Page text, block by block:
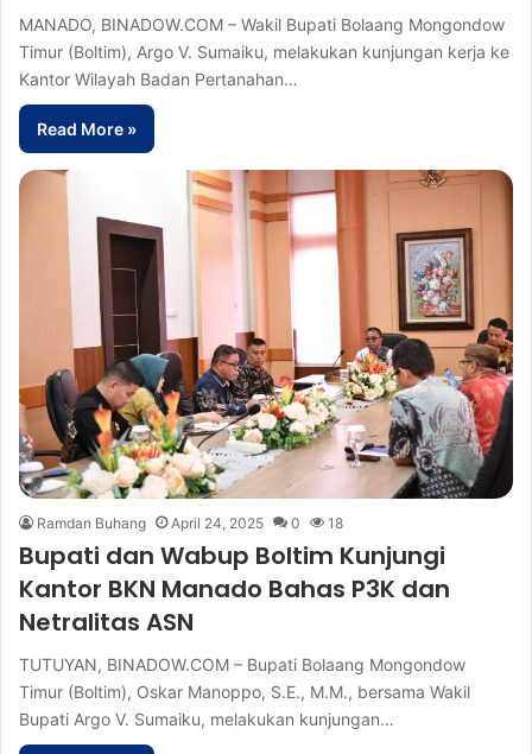
MANADO, BINADOW.COM – Wakil Bupati Bolaang Mongondow
Timur (Boltim), Argo V. Sumaiku, melakukan kunjungan kerja ke
Kantor Wilayah Badan Pertanahan…
Read More »
Ramdan Buhang April 24, 2025 0 18
Bupati dan Wabup Boltim Kunjungi
Kantor BKN Manado Bahas P3K dan
Netralitas ASN
TUTUYAN, BINADOW.COM – Bupati Bolaang Mongondow
Timur (Boltim), Oskar Manoppo, S.E., M.M., bersama Wakil
Bupati Argo V. Sumaiku, melakukan kunjungan…